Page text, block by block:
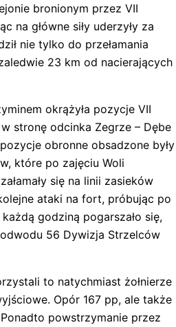
bronionym przez VII
na główne siły uderzyły za
nie tylko do przełamania
23 km od nacierających
okrążyła pozycje VII
stronę odcinka Zegrze – Dębe
obronne obsadzone były
które po zajęciu Woli
się na linii zasieków
ataki na fort, próbując po
godziną pogarszało się,
56 Dywizja Strzelców
to natychmiast żołnierze
Opór 167 pp, ale także
powstrzymanie przez